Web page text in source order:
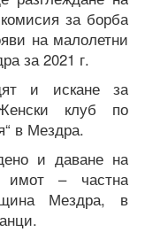
за борба
на малолетни
за 2021 г.
и искане за
клуб по
в Мездра.
и даване на
имот – частна
Мездра, в